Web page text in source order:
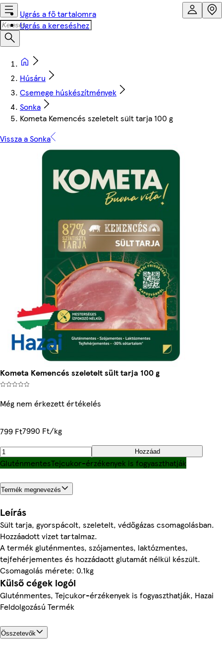
Ugrás a fő tartalomra
Ugrás a kereséshez
Húsáru
Csemege húskészítmények
Sonka
Kometa Kemencés szeletelt sült tarja 100 g
Vissza a Sonka
Kometa Kemencés szeletelt sült tarja 100 g
Még nem érkezett értékelés
799 Ft7990 Ft/kg
Hozzáad
GluténmentesTejcukor-érzékenyek is fogyaszthatják
Termék megnevezés
Leírás
Sült tarja, gyorspácolt, szeletelt, védőgázas csomagolásban.
Hozzáadott vizet tartalmaz.
A termék gluténmentes, szójamentes, laktózmentes,
tejfehérjementes és hozzádaott glutamát nélkül készült.
Csomagolás mérete: 0.1kg
Külső cégek logói
Gluténmentes, Tejcukor-érzékenyek is fogyaszthatják, Hazai
Feldolgozású Termék
Összetevők